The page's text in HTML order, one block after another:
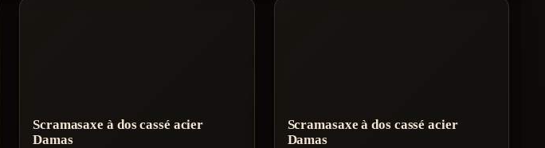
Scramasaxe à dos cassé acier
Damas
Scramasaxe à dos cassé acier
Damas